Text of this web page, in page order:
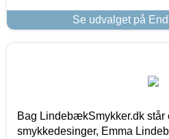
Se udvalget på
Bag LindebækSmykker.dk står
smykkedesinger, Emma